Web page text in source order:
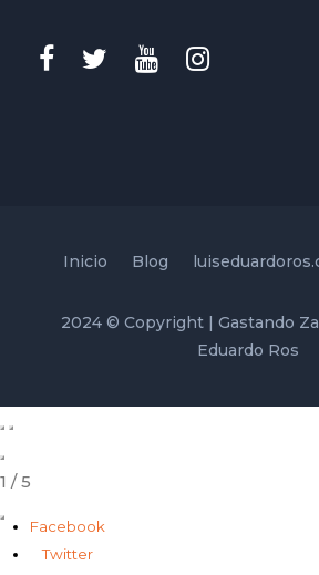
Inicio Blog
2024 © Copyright | Gastando
Eduardo Ros
1 /5
Facebook
Twitter